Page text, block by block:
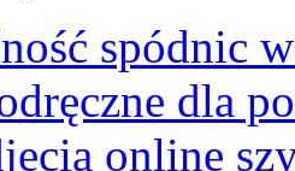
spódnic
dla
online